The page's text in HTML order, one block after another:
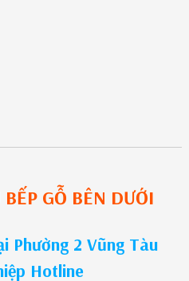
GỖ BÊN DƯỚI
Phường 2 Vũng Tàu
Hotline